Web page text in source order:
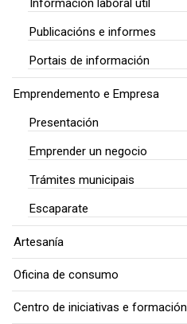
Información laboral útil
Publicacións e informes
Portais de información
Emprendemento e Empresa
Presentación
Emprender un negocio
Trámites municipais
Escaparate
Artesanía
Oficina de consumo
Centro de iniciativas e formación